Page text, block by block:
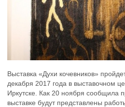
Выставка «Духи кочевников»
декабря 2017 года в выставочном
Иркутске. Как 20 ноября сообщила
выставке будут представлены